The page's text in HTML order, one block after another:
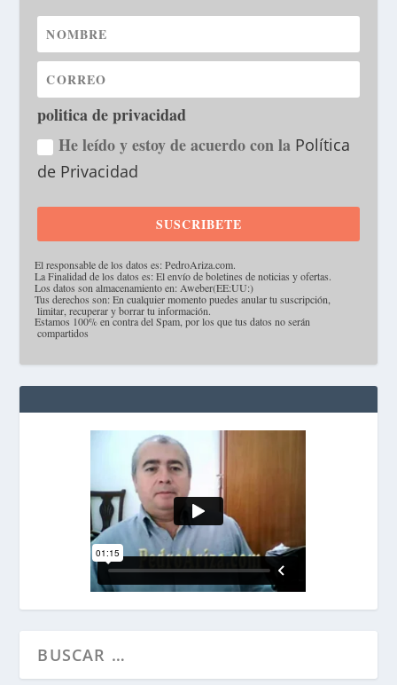
politica de privacidad
He leído y estoy de acuerdo con la Política
de Privacidad
SUSCRIBETE
El responsable de los datos es: PedroAriza.com.
La Finalidad de los datos es: El envío de boletines de noticias y ofertas.
Los datos son almacenamiento en: Aweber(EE:UU:)
Tus derechos son: En cualquier momento puedes anular tu suscripción,
limitar, recuperar y borrar tu información.
Estamos 100% en contra del Spam, por los que tus datos no serán
compartidos